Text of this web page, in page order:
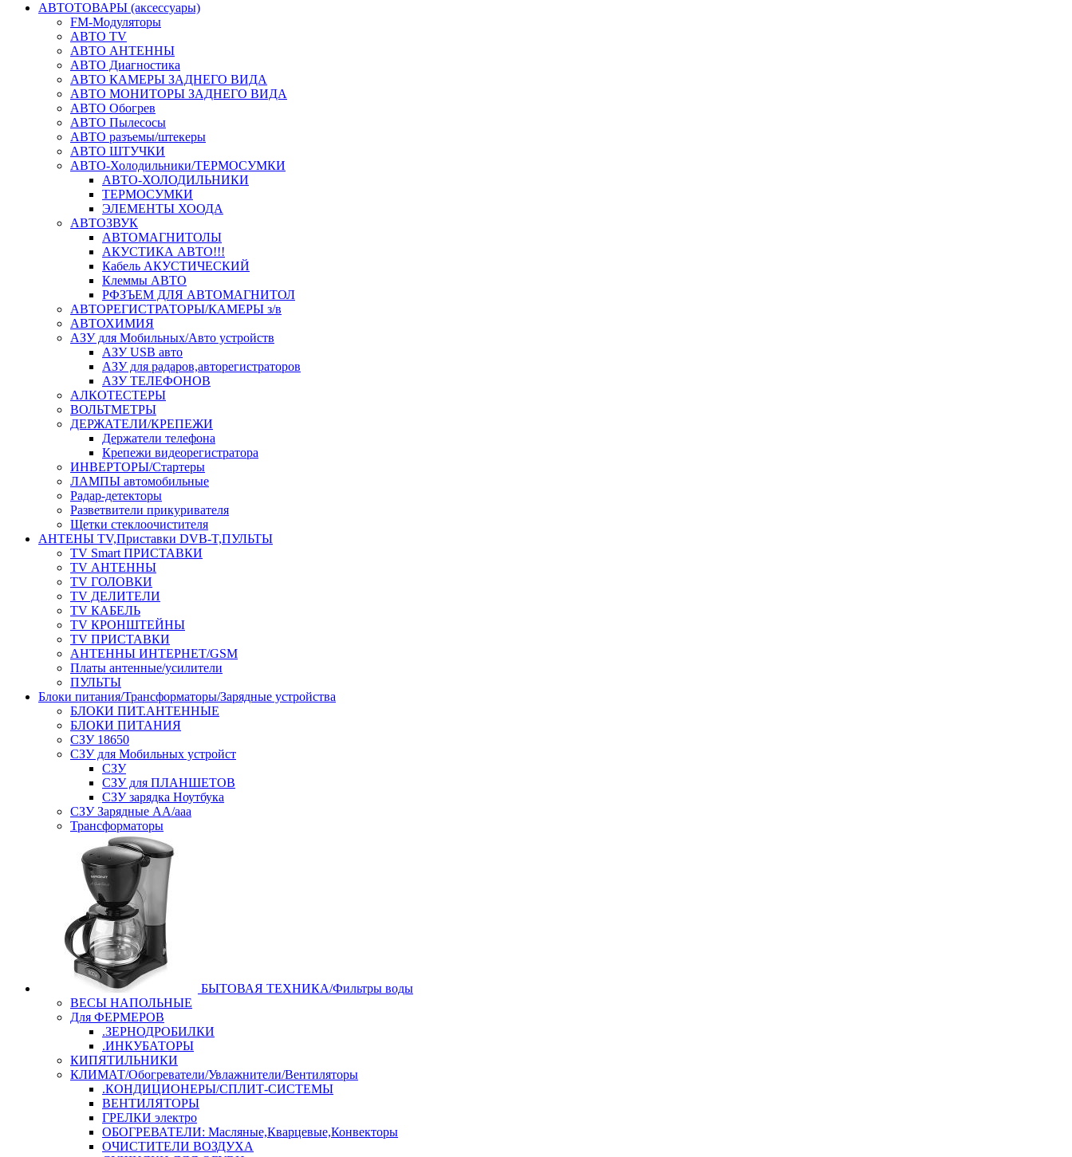
АВТОТОВАРЫ (аксессуары)
FM-Модуляторы
АВТО TV
АВТО АНТЕННЫ
АВТО Диагностика
АВТО КАМЕРЫ ЗАДНЕГО ВИДА
АВТО МОНИТОРЫ ЗАДНЕГО ВИДА
АВТО Обогрев
АВТО Пылесосы
АВТО разъемы/штекеры
АВТО ШТУЧКИ
АВТО-Холодильники/ТЕРМОСУМКИ
АВТО-ХОЛОДИЛЬНИКИ
ТЕРМОСУМКИ
ЭЛЕМЕНТЫ ХООДА
АВТОЗВУК
АВТОМАГНИТОЛЫ
АКУСТИКА АВТО!!!
Кабель АКУСТИЧЕСКИЙ
Клеммы АВТО
РФЗЪЕМ ДЛЯ АВТОМАГНИТОЛ
АВТОРЕГИСТРАТОРЫ/КАМЕРЫ з/в
АВТОХИМИЯ
АЗУ для Мобильных/Авто устройств
АЗУ USB авто
АЗУ для радаров,авторегистраторов
АЗУ ТЕЛЕФОНОВ
АЛКОТЕСТЕРЫ
ВОЛЬТМЕТРЫ
ДЕРЖАТЕЛИ/КРЕПЕЖИ
Держатели телефона
Крепежи видеорегистратора
ИНВЕРТОРЫ/Стартеры
ЛАМПЫ автомобильные
Радар-детекторы
Разветвители прикуривателя
Щетки стеклоочистителя
АНТЕНЫ ТV,Приставки DVB-T,ПУЛЬТЫ
TV Smart ПРИСТАВКИ
TV АНТЕННЫ
TV ГОЛОВКИ
TV ДЕЛИТЕЛИ
TV КАБЕЛЬ
TV КРОНШТЕЙНЫ
TV ПРИСТАВКИ
АНТЕННЫ ИНТЕРНЕТ/GSM
Платы антенные/усилители
ПУЛЬТЫ
Блоки питания/Трансформаторы/Зарядные устройства
БЛОКИ ПИТ.АНТЕННЫЕ
БЛОКИ ПИТАНИЯ
СЗУ 18650
СЗУ для Мобильных устройст
СЗУ
СЗУ для ПЛАНШЕТОВ
СЗУ зарядка Ноутбука
СЗУ Зарядные АА/ааа
Трансформаторы
БЫТОВАЯ ТЕХНИКА/Фильтры воды
ВЕСЫ НАПОЛЬНЫЕ
Для ФЕРМЕРОВ
.ЗЕРНОДРОБИЛКИ
.ИНКУБАТОРЫ
КИПЯТИЛЬНИКИ
КЛИМАТ/Обогреватели/Увлажнители/Вентиляторы
.КОНДИЦИОНЕРЫ/СПЛИТ-СИСТЕМЫ
ВЕНТИЛЯТОРЫ
ГРЕЛКИ электро
ОБОГРЕВАТЕЛИ: Масляные,Кварцевые,Конвекторы
ОЧИСТИТЕЛИ ВОЗДУХА